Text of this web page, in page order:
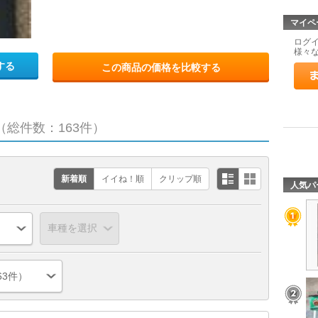
る この商品の価格を比較する
総件数：163件）
新着順 イイね！順 クリップ順
件）
マイ
ログ
様々
人気